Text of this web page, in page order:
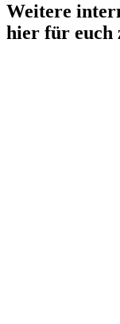
Weitere
hier für euch